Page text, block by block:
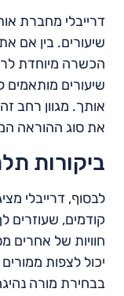
דרייבלי מחברת
שיעורים. בין אם
הכשרה מיוחדת
שיעורים מותאמים
אותך. מגוון רחב
את סוג ההוראה
ביקורות
לבסוף, דרייבלי
קודמים,
חוויות של אחרים
יכול לצפות
בבחירת מורה